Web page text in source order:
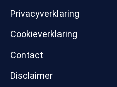
Privacyverklaring
Cookieverklaring
Contact
Disclaimer